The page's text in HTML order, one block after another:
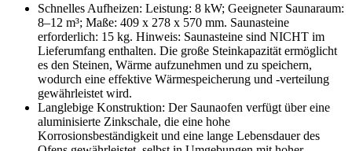
Schnelles Aufheizen: Leistung: 8 kW; Geeigneter Saunaraum:
8–12 m³; Maße: 409 x 278 x 570 mm. Saunasteine
erforderlich: 15 kg. Hinweis: Saunasteine sind NICHT im
Lieferumfang enthalten. Die große Steinkapazität ermöglicht
es den Steinen, Wärme aufzunehmen und zu speichern,
wodurch eine effektive Wärmespeicherung und -verteilung
gewährleistet wird.
Langlebige Konstruktion: Der Saunaofen verfügt über eine
aluminisierte Zinkschale, die eine hohe
Korrosionsbeständigkeit und eine lange Lebensdauer des